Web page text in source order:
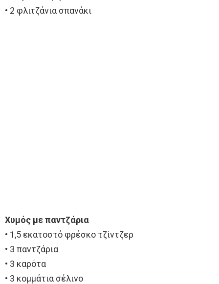
• 2 φλιτζάνια σπανάκι
Χυμός με παντζάρια
• 1,5 εκατοστό φρέσκο τζίντζερ
• 3 παντζάρια
• 3 καρότα
• 3 κομμάτια σέλινο